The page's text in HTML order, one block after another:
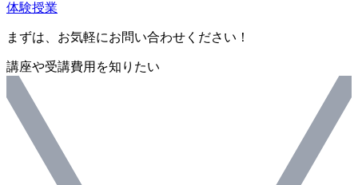
体験授業
まずは、お気軽にお問い合わせください！
講座や受講費用を知りたい